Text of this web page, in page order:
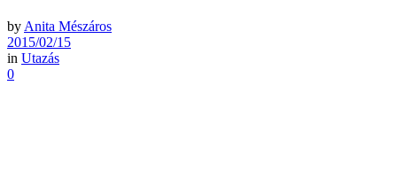
by Anita Mészáros
2015/02/15
in Utazás
0